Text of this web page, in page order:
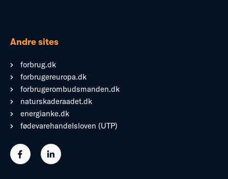
Andre sites
forbrug.dk
forbrugereuropa.dk
forbrugerombudsmanden.dk
naturskaderaadet.dk
energianke.dk
fødevarehandelsloven (UTP)